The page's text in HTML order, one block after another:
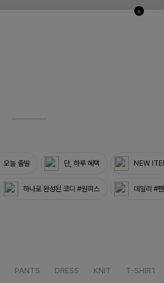
0
오늘 출발 단, 하루 혜택 NEW
하나로 완성된 코디 #원피스 데일리 #
PANTS DRESS KNIT T-SHIRT